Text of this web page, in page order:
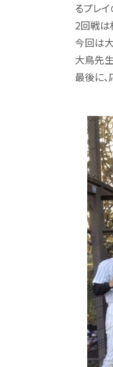
るプレ
2回戦は
今回は
大鳥先
最後に